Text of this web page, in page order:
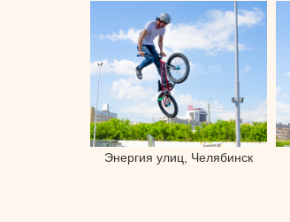
Энергия улиц, Челябинск